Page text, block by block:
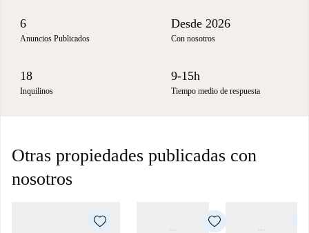
6
Anuncios Publicados
Desde 2026
Con nosotros
18
Inquilinos
9-15h
Tiempo medio de respuesta
Otras propiedades publicadas con
nosotros